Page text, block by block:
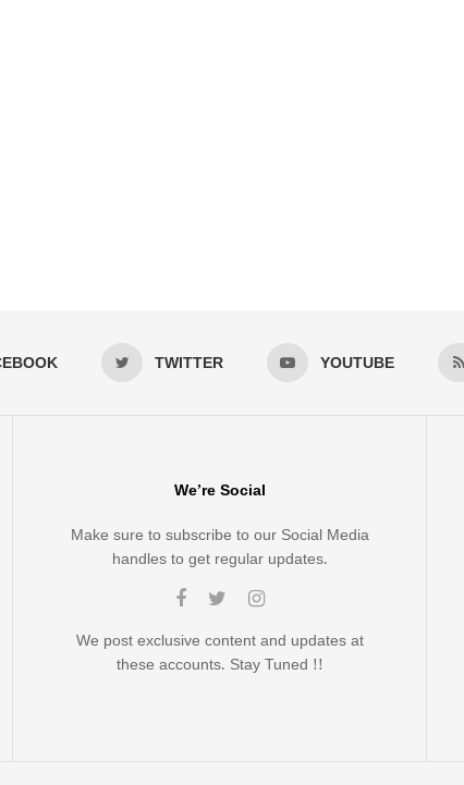
TWITTER YOUTUBE
We’re Social
Make sure to subscribe to our Social Media
handles to get regular updates.
We post exclusive content and updates at
these accounts. Stay Tuned !!